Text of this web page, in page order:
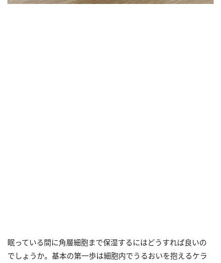
眠っている間に角層細胞まで保湿するにはどうすれば良いの
でしょうか。基本の第一歩は細胞内でうるおいを抱えるケラ